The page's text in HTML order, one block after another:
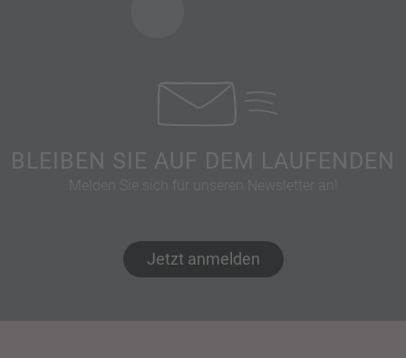
BLEIBEN SIE AUF DEM LAUFENDEN
Melden Sie sich für unseren Newsletter an!
Jetzt anmelden